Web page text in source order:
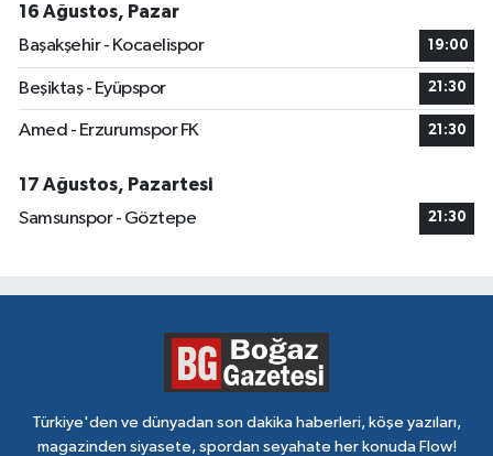
16 Ağustos, Pazar
Başakşehir - Kocaelispor
19:00
Beşiktaş - Eyüpspor 21:30
Amed - Erzurumspor FK 21:30
17 Ağustos, Pazartesi
Samsunspor - Göztepe
21:30
Türkiye'den ve dünyadan son dakika haberleri, köşe yazıları,
magazinden siyasete, spordan seyahate her konuda Flow!